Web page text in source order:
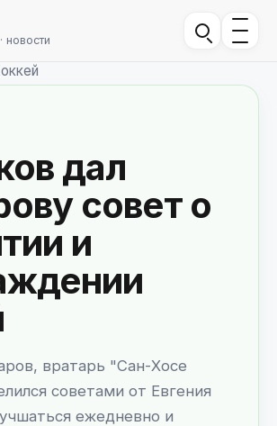
новости
дал
совет о
и
вратарь "Сан-Хосе
советами от Евгения
ежедневно и